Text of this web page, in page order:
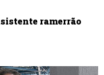
ramerrão